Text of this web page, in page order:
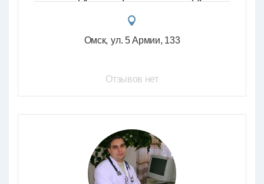
Омск ул. 5 Армии, 133
Отзывов нет